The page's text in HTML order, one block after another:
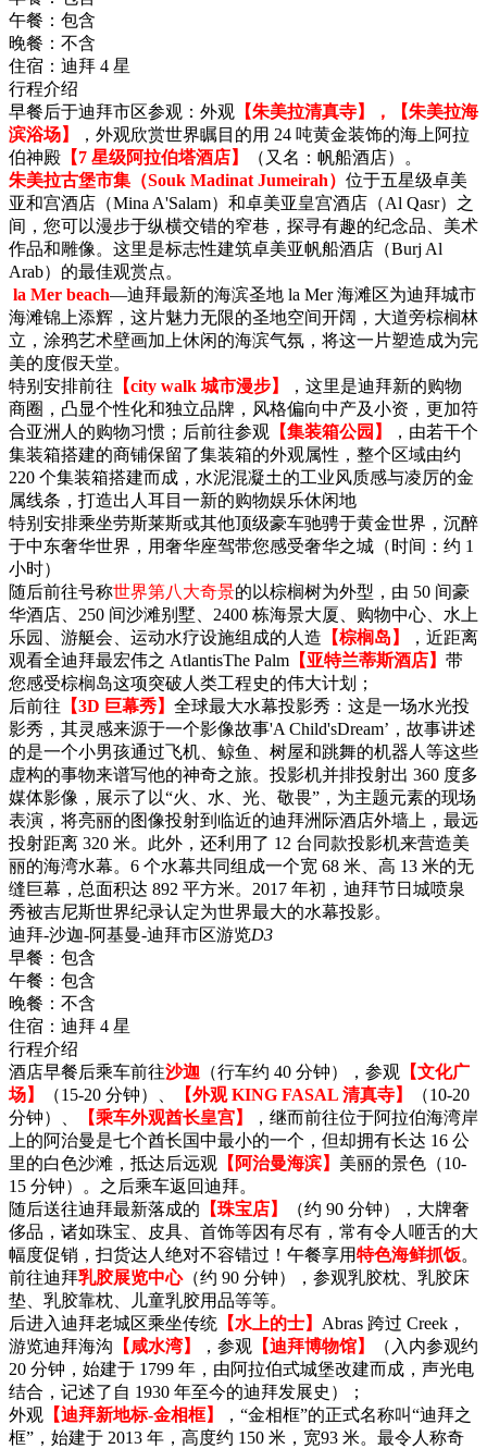
午餐： 包含
晚餐： 不含
住宿： 迪拜 4 星
行程介绍
早餐后于迪拜市区参观：外观 【朱美拉清真寺】，【朱美拉海
滨浴场】
，外观欣赏世界瞩目的用 24 吨黄金装饰的海上阿拉
伯神殿 【7 星级阿拉伯塔酒店】
（又名：帆船酒店）。
朱美拉古堡市集（Souk Madinat Jumeirah） 位于五星级卓美
亚和宫酒店（Mina A'Salam）和卓美亚皇宫酒店（Al Qasr）之
间，您可以漫步于纵横交错的窄巷，探寻有趣的纪念品、美术
作品和雕像。这里是标志性建筑卓美亚帆船酒店（Burj Al
Arab）的最佳观赏点。
la Mer beach—迪拜最新的海滨圣地 la Mer 海滩区为迪拜城市
海滩锦上添辉，这片魅力无限的圣地空间开阔，大道旁棕榈林
立，涂鸦艺术壁画加上休闲的海滨气氛，将这一片塑造成为完
美的度假天堂。
特别安排前往 【city walk 城市漫步】
，这里是迪拜新的购物
商圈，凸显个性化和独立品牌，风格偏向中产及小资，更加符
合亚洲人的购物习惯；后前往参观 【集装箱公园】
，由若干个
集装箱搭建的商铺保留了集装箱的外观属性，整个区域由约
220 个集装箱搭建而成，水泥混凝土的工业风质感与凌厉的金
属线条，打造出人耳目一新的购物娱乐休闲地
特别安排乘坐劳斯莱斯或其他顶级豪车驰骋于黄金世界，沉醉
于中东奢华世界，用奢华座驾带您感受奢华之城（时间：约 1
小时）
随后前往号称世界第八大奇景的以棕榈树为外型，由 50 间豪
华酒店、250 间沙滩别墅、2400 栋海景大厦、购物中心、水上
乐园、游艇会、运动水疗设施组成的人造 【棕榈岛】
，近距离
观看全迪拜最宏伟之 AtlantisThe Palm 【亚特兰蒂斯酒店】 带
您感受棕榈岛这项突破人类工程史的伟大计划；
后前往 【3D 巨幕秀】 全球最大水幕投影秀：这是一场水光投
影秀，其灵感来源于一个影像故事'A Child'sDream’，故事讲述
的是一个小男孩通过飞机、鲸鱼、树屋和跳舞的机器人等这些
虚构的事物来谱写他的神奇之旅。投影机并排投射出 360 度多
媒体影像，展示了以“火、水、光、敬畏”，为主题元素的现场
表演，将亮丽的图像投射到临近的迪拜洲际酒店外墙上，最远
投射距离 320 米。此外，还利用了 12 台同款投影机来营造美
丽的海湾水幕。6 个水幕共同组成一个宽 68 米、高 13 米的无
缝巨幕，总面积达 892 平方米。2017 年初，迪拜节日城喷泉
秀被吉尼斯世界纪录认定为世界最大的水幕投影。
迪拜-沙迦-阿基曼-迪拜市区游览D3
早餐： 包含
午餐： 包含
晚餐： 不含
住宿： 迪拜 4 星
行程介绍
酒店早餐后乘车前往沙迦 （行车约 40 分钟），参观 【文化广
场】
（15-20 分钟）、 【外观 KING FASAL 清真寺】
（10-20
分钟）、
【乘车外观酋长皇宫】
，继而前往位于阿拉伯海湾岸
上的阿治曼是七个酋长国中最小的一个，但却拥有长达 16 公
里的白色沙滩，抵达后远观 【阿治曼海滨】 美丽的景色（10-
15 分钟）。之后乘车返回迪拜。
随后送往迪拜最新落成的 【珠宝店】
（约 90 分钟），大牌奢
侈品，诸如珠宝、皮具、首饰等因有尽有，常有令人咂舌的大
幅度促销，扫货达人绝对不容错过！午餐享用特色海鲜抓饭。
前往迪拜乳胶展览中心（约 90 分钟），参观乳胶枕、乳胶床
垫、乳胶靠枕、儿童乳胶用品等等。
后进入迪拜老城区乘坐传统 【水上的士】 Abras 跨过 Creek，
游览迪拜海沟 【咸水湾】 ，参观 【迪拜博物馆】
（入内参观约
20 分钟，始建于 1799 年，由阿拉伯式城堡改建而成，声光电
结合，记述了自 1930 年至今的迪拜发展史）；
外观 【迪拜新地标-金相框】
，“金相框”的正式名称叫“迪拜之
框”，始建于 2013 年，高度约 150 米，宽93 米。最令人称奇